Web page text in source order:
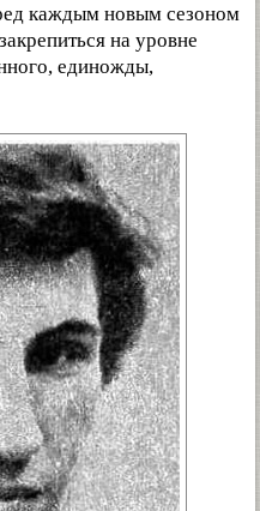
каждым новым сезоном
на уровне
единожды,